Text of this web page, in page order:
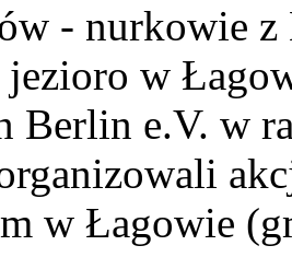
- nurkowie
w
Berlin e.V. w
w Łagowie